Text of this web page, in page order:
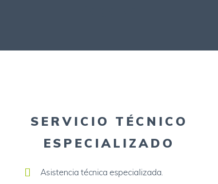
SERVICIO TÉCNICO
ESPECIALIZADO
Asistencia técnica especializada.